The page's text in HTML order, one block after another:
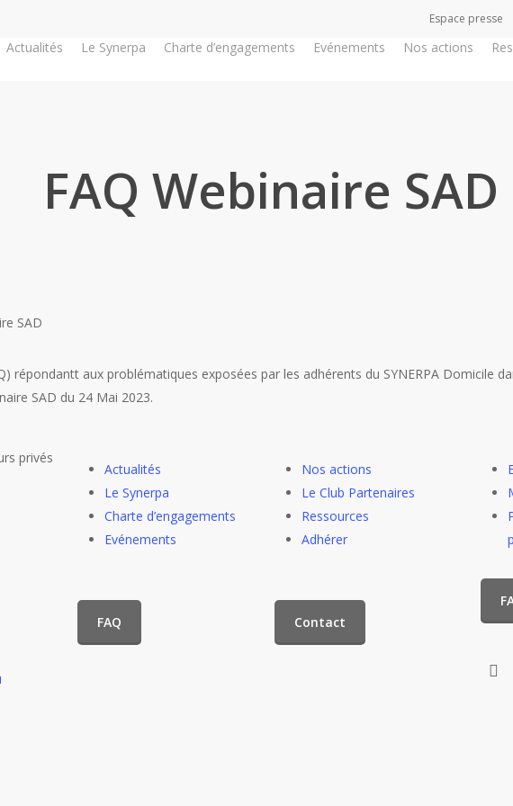
Espace presse
Actualités Le Synerpa Charte d’engagements Evénements Nos actions
FAQ Webinaire SAD
SAD
répondantt aux problématiques exposées par les adhérents du SYNERPA Domicile
SAD du 24 Mai 2023.
Actualités
Le Synerpa
Charte d’engagements
Evénements
Nos actions
Le Club Partenaires
Ressources
Adhérer
FAQ Contact